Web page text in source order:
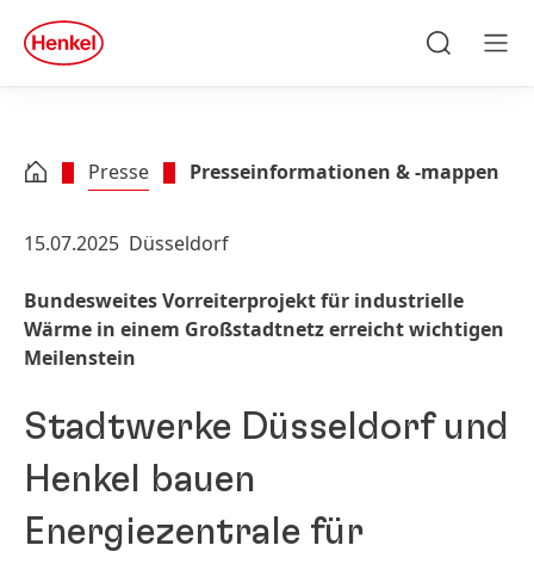
Zu Footer springen
quick
search
Presse Presseinformationen & -mappen
15.07.2025 Düsseldorf
Bundesweites Vorreiterprojekt für industrielle
Wärme in einem Großstadtnetz erreicht wichtigen
Meilenstein
Stadtwerke Düsseldorf und
Henkel bauen
Energiezentrale für